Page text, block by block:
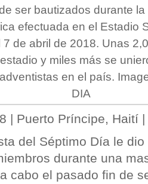
ser bautizados durante
efectuada en el Estadio
7 de abril de 2018. Unas
y miles más se
en el país.
DIA
| Puerto Príncipe, Haití
del Séptimo Día le
durante una
cabo el pasado fin de